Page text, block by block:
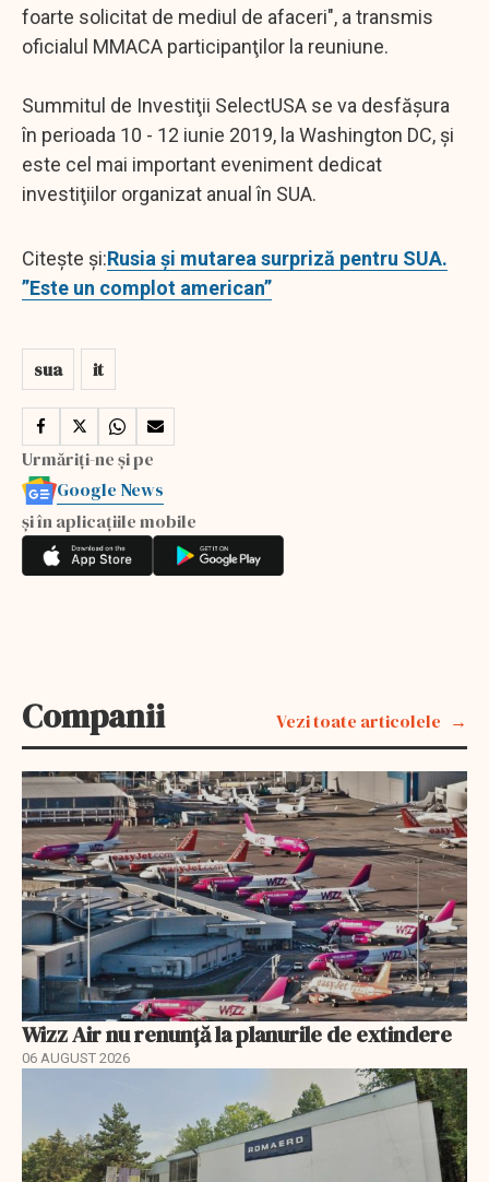
foarte solicitat de mediul de afaceri", a transmis
oficialul MMACA participanţilor la reuniune.
Summitul de Investiţii SelectUSA se va desfăşura
în perioada 10 - 12 iunie 2019, la Washington DC, şi
este cel mai important eveniment dedicat
investiţiilor organizat anual în SUA.
Citește și:Rusia și mutarea surpriză pentru SUA.
”Este un complot american”
sua it
Urmăriți-ne și pe
Google News
și în aplicațiile mobile
Companii Vezi toate articolele
Wizz Air nu renunță la planurile de extindere
06 AUGUST 2026